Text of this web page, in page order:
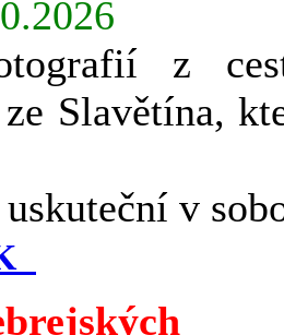
z
ze Slavětína,
uskuteční v